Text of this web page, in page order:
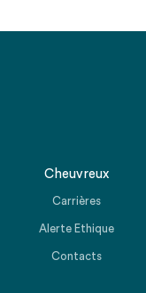
Cheuvreux
Carrières
Alerte Ethique
Contacts